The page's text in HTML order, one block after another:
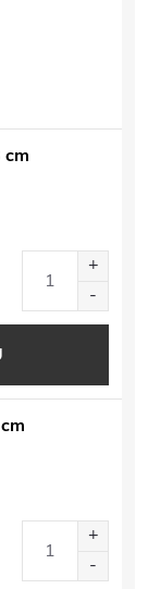
cm